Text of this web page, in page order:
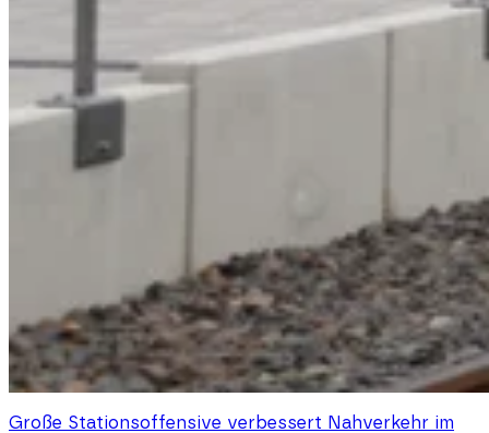
Große Stationsoffensive verbessert Nahverkehr im